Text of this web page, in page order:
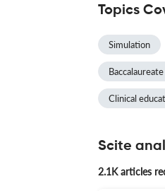
Topics
Simulation
Clinical
Scite
2.1K articles